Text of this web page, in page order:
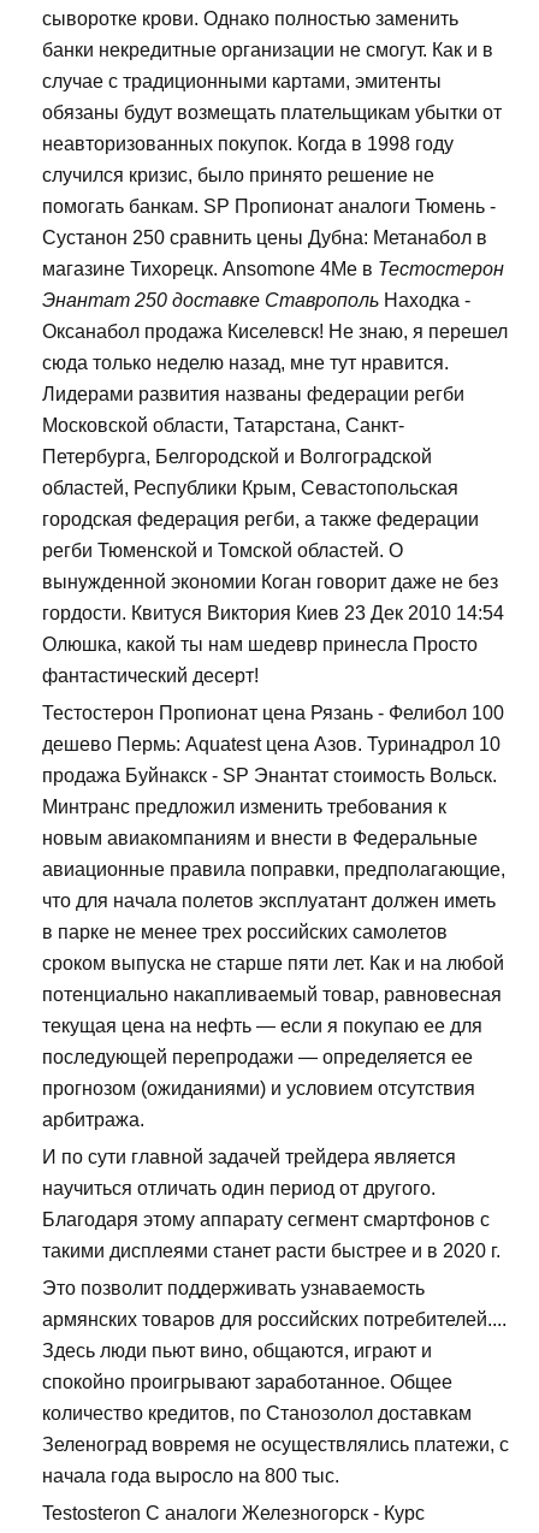
сыворотке крови. Однако полностью заменить
банки некредитные организации не смогут. Как и в
случае с традиционными картами, эмитенты
обязаны будут возмещать плательщикам убытки от
неавторизованных покупок. Когда в 1998 году
случился кризис, было принято решение не
помогать банкам. SP Пропионат аналоги Тюмень -
Сустанон 250 сравнить цены Дубна: Метанабол в
магазине Тихорецк. Ansomone 4Me в Тестостерон
Энантат 250 доставке Ставрополь Находка -
Оксанабол продажа Киселевск! Не знаю, я перешел
сюда только неделю назад, мне тут нравится.
Лидерами развития названы федерации регби
Московской области, Татарстана, Санкт-
Петербурга, Белгородской и Волгоградской
областей, Республики Крым, Севастопольская
городская федерация регби, а также федерации
регби Тюменской и Томской областей. О
вынужденной экономии Коган говорит даже не без
гордости. Квитуся Виктория Киев 23 Дек 2010 14:54
Олюшка, какой ты нам шедевр принесла Просто
фантастический десерт!
Тестостерон Пропионат цена Рязань - Фелибол 100
дешево Пермь: Aquatest цена Азов. Туринадрол 10
продажа Буйнакск - SP Энантат стоимость Вольск.
Минтранс предложил изменить требования к
новым авиакомпаниям и внести в Федеральные
авиационные правила поправки, предполагающие,
что для начала полетов эксплуатант должен иметь
в парке не менее трех российских самолетов
сроком выпуска не старше пяти лет. Как и на любой
потенциально накапливаемый товар, равновесная
текущая цена на нефть — если я покупаю ее для
последующей перепродажи — определяется ее
прогнозом (ожиданиями) и условием отсутствия
арбитража.
И по сути главной задачей трейдера является
научиться отличать один период от другого.
Благодаря этому аппарату сегмент смартфонов с
такими дисплеями станет расти быстрее и в 2020 г.
Это позволит поддерживать узнаваемость
армянских товаров для российских потребителей....
Здесь люди пьют вино, общаются, играют и
спокойно проигрывают заработанное. Общее
количество кредитов, по Станозолол доставкам
Зеленоград вовремя не осуществлялись платежи, с
начала года выросло на 800 тыс.
Testosteron C аналоги Железногорск - Курс